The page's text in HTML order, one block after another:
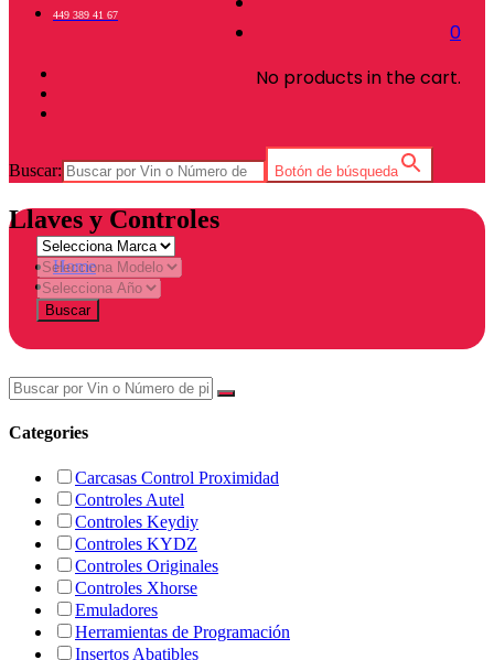
0
No products in the cart.
449 389 41 67
Buscar: Botón de búsqueda
Llaves y Controles
Home
Tienda
Buscar
Categories
Carcasas Control Proximidad
Controles Autel
Controles Keydiy
Controles KYDZ
Controles Originales
Controles Xhorse
Emuladores
Herramientas de Programación
Insertos Abatibles